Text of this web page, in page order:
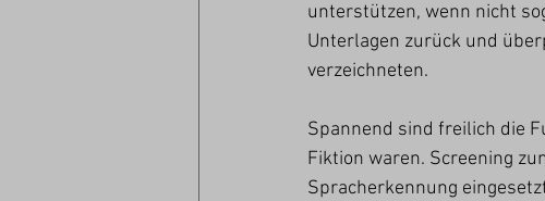
unterstützen, wenn nicht
Unterlagen zurück und
verzeichneten.
Spannend sind freilich die
Fiktion waren. Screening
Spracherkennung